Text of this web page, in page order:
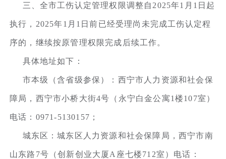
三、全市工伤认定管理权限调整自2025年1月1日起
执行，2025年1月1日前已经受理尚未完成工伤认定程
序的，继续按原管理权限完成后续工作。
具体地址如下：
市本级（含省级参保）：西宁市人力资源和社会保
障局，西宁市小桥大街4号（永宁白金公寓1楼107室）
电话：0971-5130157；
城东区：城东区人力资源和社会保障局，西宁市南
山东路7号（创新创业大厦A座七楼712室）电话：